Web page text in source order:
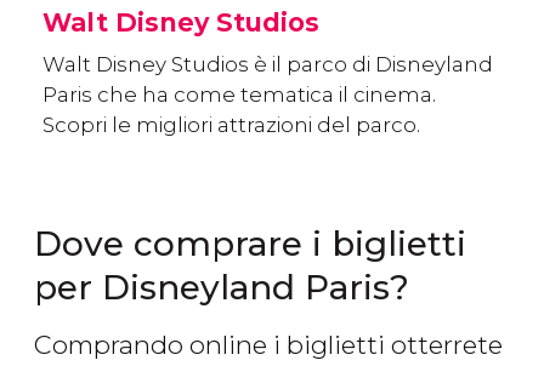
Walt Disney Studios
Walt Disney Studios è il parco di Disneyland
Paris che ha come tematica il cinema.
Scopri le migliori attrazioni del parco.
Dove comprare i biglietti
per Disneyland Paris?
Comprando online i biglietti otterrete